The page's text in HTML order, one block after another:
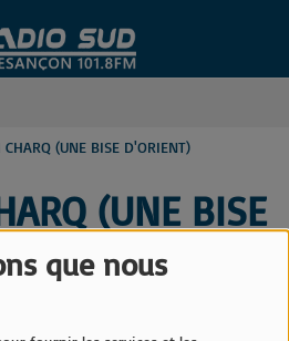
que nous
CHARQ (UNE BISE D'ORIENT)
(UNE BISE